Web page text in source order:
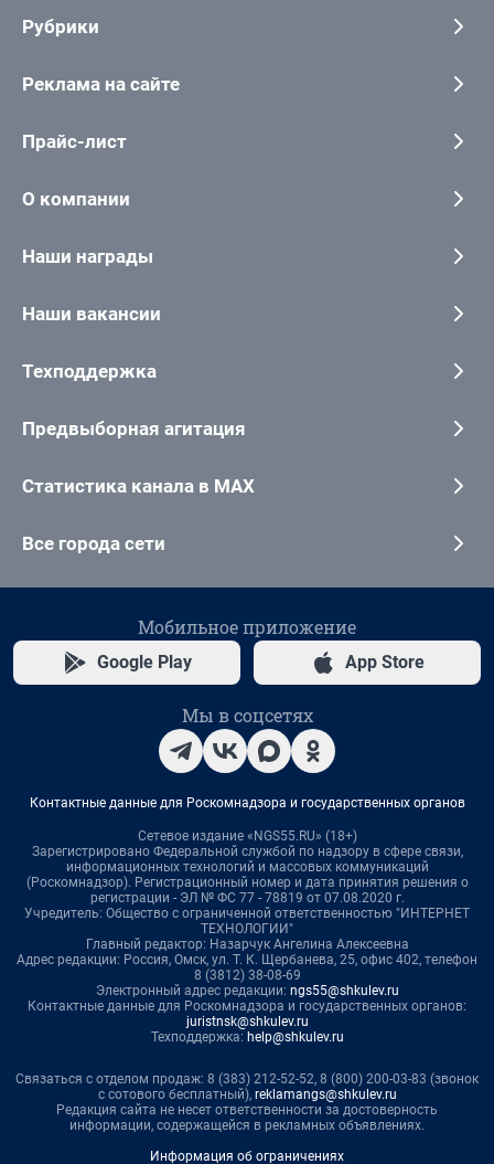
Рубрики
Реклама на сайте
Прайс-лист
О компании
Наши награды
Наши вакансии
Техподдержка
Предвыборная агитация
Статистика канала в MAX
Все города сети
Мобильное приложение
Google Play App Store
Мы в соцсетях
Контактные данные для Роскомнадзора и государственных органов
Сетевое издание «NGS55.RU» (18+)
Зарегистрировано Федеральной службой по надзору в сфере связи,
информационных технологий и массовых коммуникаций
(Роскомнадзор). Регистрационный номер и дата принятия решения о
регистрации - ЭЛ № ФС 77 - 78819 от 07.08.2020 г.
Учредитель: Общество с ограниченной ответственностью "ИНТЕРНЕТ
ТЕХНОЛОГИИ"
Главный редактор: Назарчук Ангелина Алексеевна
Адрес редакции: Россия, Омск, ул. Т. К. Щербанева, 25, офис 402, телефон
8 (3812) 38-08-69
Электронный адрес редакции: ngs55@shkulev.ru
Контактные данные для Роскомнадзора и государственных органов:
juristnsk@shkulev.ru
Техподдержка: help@shkulev.ru
Связаться с отделом продаж: 8 (383) 212-52-52, 8 (800) 200-03-83 (звонок
с сотового бесплатный), reklamangs@shkulev.ru
Редакция сайта не несет ответственности за достоверность
информации, содержащейся в рекламных объявлениях.
Информация об ограничениях